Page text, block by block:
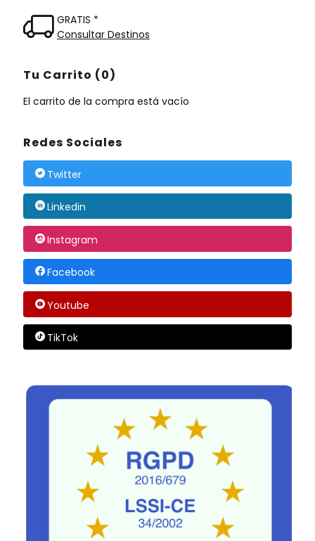
GRATIS *
Consultar Destinos
Tu Carrito (0)
El carrito de la compra está vacío
Redes Sociales
Twitter
Linkedin
Instagram
Facebook
Youtube
TikTok